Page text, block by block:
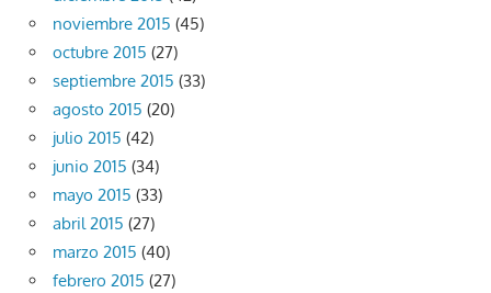
noviembre 2015 (45)
octubre 2015 (27)
septiembre 2015 (33)
agosto 2015 (20)
julio 2015 (42)
junio 2015 (34)
mayo 2015 (33)
abril 2015 (27)
marzo 2015 (40)
febrero 2015 (27)